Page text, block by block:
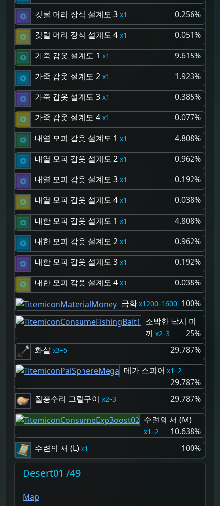
깃털 머리 장식 설계도 3
1
0.256%
깃털 머리 장식 설계도 4
1
0.051%
가죽 갑옷 설계도 1
1
9.615%
가죽 갑옷 설계도 2
1
1.923%
가죽 갑옷 설계도 3
1
0.385%
가죽 갑옷 설계도 4
1
0.077%
내열 모피 갑옷 설계도 1
1
4.808%
내열 모피 갑옷 설계도 2
1
0.962%
내열 모피 갑옷 설계도 3
1
0.192%
내열 모피 갑옷 설계도 4
1
0.038%
내한 모피 갑옷 설계도 1
1
4.808%
내한 모피 갑옷 설계도 2
1
0.962%
내한 모피 갑옷 설계도 3
1
0.192%
내한 모피 갑옷 설계도 4
1
0.038%
금화
1200–1600 100%
소박한 낚시 미
끼
2–3
25%
화살 3–5
29.787%
메가 스피어
1–2
29.787%
질풍수리 그릴구이
2–3
29.787%
수련의 서 (M)
1–2
10.638%
수련의 서 (L)
1 100%
Desert01 /49
Map